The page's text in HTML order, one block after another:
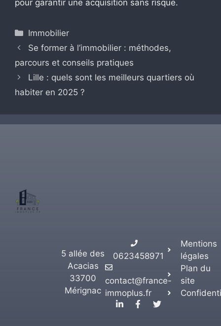
pour garantir une acquisition sans risque.
Catégories
Immobilier
Se former à l’immobilier : méthodes,
parcours et conseils pratiques
Lille : quels sont les meilleurs quartiers où
habiter en 2025 ?
5 allée des
Acacias
33700
Mérignac
0623458971
contact@france-
immoplus.fr
Mentions
légales
Plan du
site